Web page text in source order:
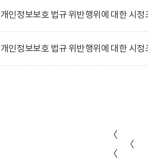
개인정보보호 법규 위반행위에 대한 시정
개인정보보호 법규 위반행위에 대한 시
〈
〈
〈